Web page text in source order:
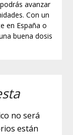
avanzar
Con un
en España o
buena dosis
no será
están